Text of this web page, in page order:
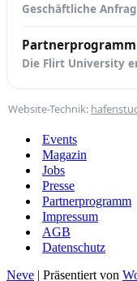
Geschäftliche
Partnerprogramm
Die Flirt University
Website-Technik:
Events
Magazin
Jobs
Presse
Partnerprogramm
Impressum
AGB
Datenschutz
Neve | Präsentiert von